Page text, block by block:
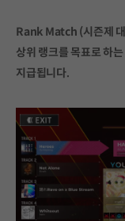
Rank Match (시즌제 대
상위 랭크를 목표로 하
지급됩니다.